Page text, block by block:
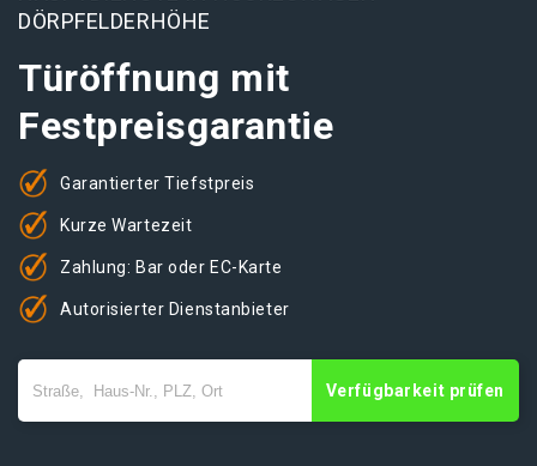
DÖRPFELDERHÖHE
Türöffnung mit
Festpreisgarantie
Garantierter Tiefstpreis
Kurze Wartezeit
Zahlung: Bar oder EC-Karte
Autorisierter Dienstanbieter
Verfügbarkeit prüfen